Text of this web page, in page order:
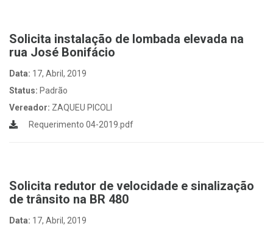
Solicita instalação de lombada elevada na
rua José Bonifácio
Data: 17, Abril, 2019
Status: Padrão
Vereador: ZAQUEU PICOLI
Requerimento 04-2019.pdf
Solicita redutor de velocidade e sinalização
de trânsito na BR 480
Data: 17, Abril, 2019